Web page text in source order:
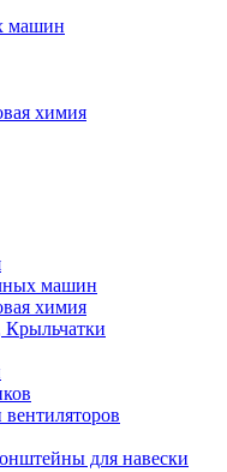
машин
химия
машин
химия
для навески